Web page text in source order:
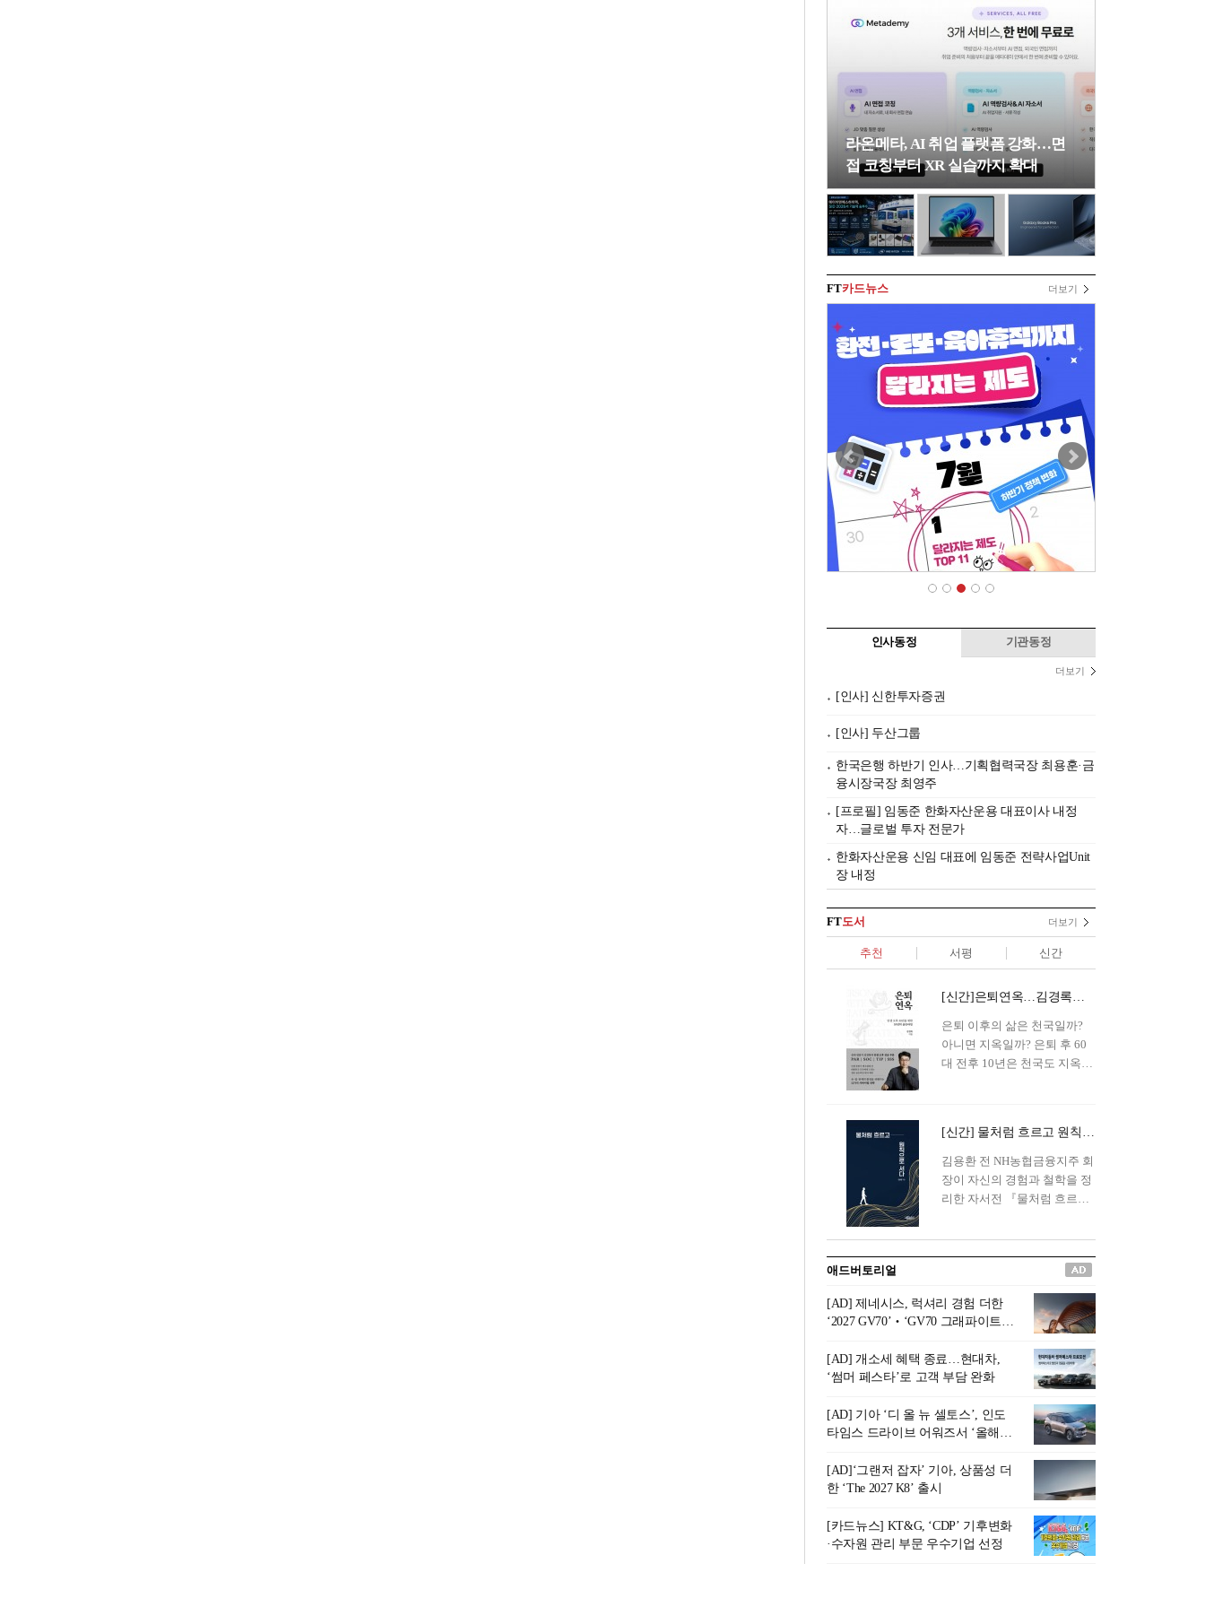
라온메타, AI 취업 플랫폼 강화…면
접 코칭부터 XR 실습까지 확대
FT카드뉴스 더보기
인사동정 기관동정
더보기
[인사] 신한투자증권
[인사] 두산그룹
한국은행 하반기 인사…기획협력국장 최용훈·금
융시장국장 최영주
[프로필] 임동준 한화자산운용 대표이사 내정
자…글로벌 투자 전문가
한화자산운용 신임 대표에 임동준 전략사업Unit
장 내정
FT도서 더보기
추천 서평 신간
[신간]은퇴연옥…김경록의 은퇴 후 삶의 나침반
은퇴 이후의 삶은 천국일까?
아니면 지옥일까? 은퇴 후 60
대 전후 10년은 천국도 지옥도
은퇴 설계를 가이드해 온 김경
록 옵투스자산운용의 고문이
신간 『은퇴연옥』을 내놓았
다.단테는 지옥을 '모든 희망을
록 고문은 새로운 시각을 제시
0년의 과도기는 지옥이 아니라
정화와 성장의 공간인 ‘은퇴연
옥(Purgatory)’이라는 것이다.
연옥은 고통스럽지만 끝이 있
으며, 준비를 통해 천국으로 나
아갈 수 있는 희망의 장소라고
말한
[신간] 물처럼 흐르고 원칙으로 서다…김용환의 통찰을 담다
김용환 전 NH농협금융지주 회
장이 자신의 경험과 철학을 정
리한 자서전 『물처럼 흐르고
통 관료 출신으로 한국 금융의
주요 변곡점마다 중요한 역할
을 하고 금융 경영인으로서 큰
족적을 남긴 김 전 회장이 후배
세대에게 전하는 삶의 조언을
담은 인생 노트다.『물처럼 흐
르고 원칙으로 서다』는 단순
한 자서전을 넘어, 실패를 두려
워하지 않는 용기와 자신에 대
한 믿음이 어떻게 삶을 풍요롭
게 만드는지를 보여주는 지혜
의 보고로 평가된다.김용환 전
회장은 “인생의 목표가 크더라
도 조급해하지 말고 작은 것부
터 하나 하나 성취해 나가
라”고 조언한다. 뼈아픈 실패
조차 성공의 뼈대가 된다는 긍
애드버토리얼
[AD] 제네시스, 럭셔리 경험 더한
‘2027 GV70’‧‘GV70 그래파이트’
[AD] 개소세 혜택 종료…현대차,
‘썸머 페스타’로 고객 부담 완화
[AD] 기아 ‘디 올 뉴 셀토스’, 인도
타임스 드라이브 어워즈서 ‘올해의
[AD]‘그랜저 잡자’ 기아, 상품성 더
한 ‘The 2027 K8’ 출시
[카드뉴스] KT&G, ‘CDP’ 기후변화
·수자원 관리 부문 우수기업 선정